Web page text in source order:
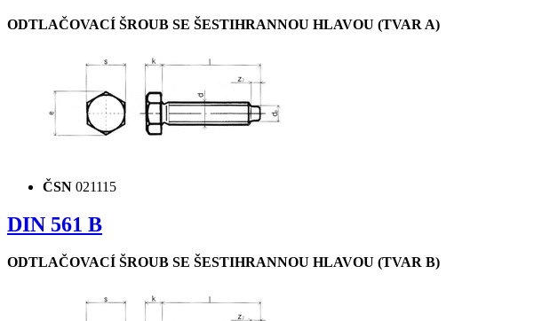
ODTLAČOVACÍ ŠROUB SE ŠESTIHRANNOU HLAVOU (TVAR A)
ČSN 021115
DIN 561 B
ODTLAČOVACÍ ŠROUB SE ŠESTIHRANNOU HLAVOU (TVAR B)